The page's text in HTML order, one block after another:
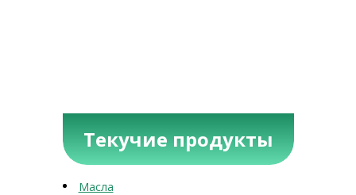
Текучие продукты
Масла